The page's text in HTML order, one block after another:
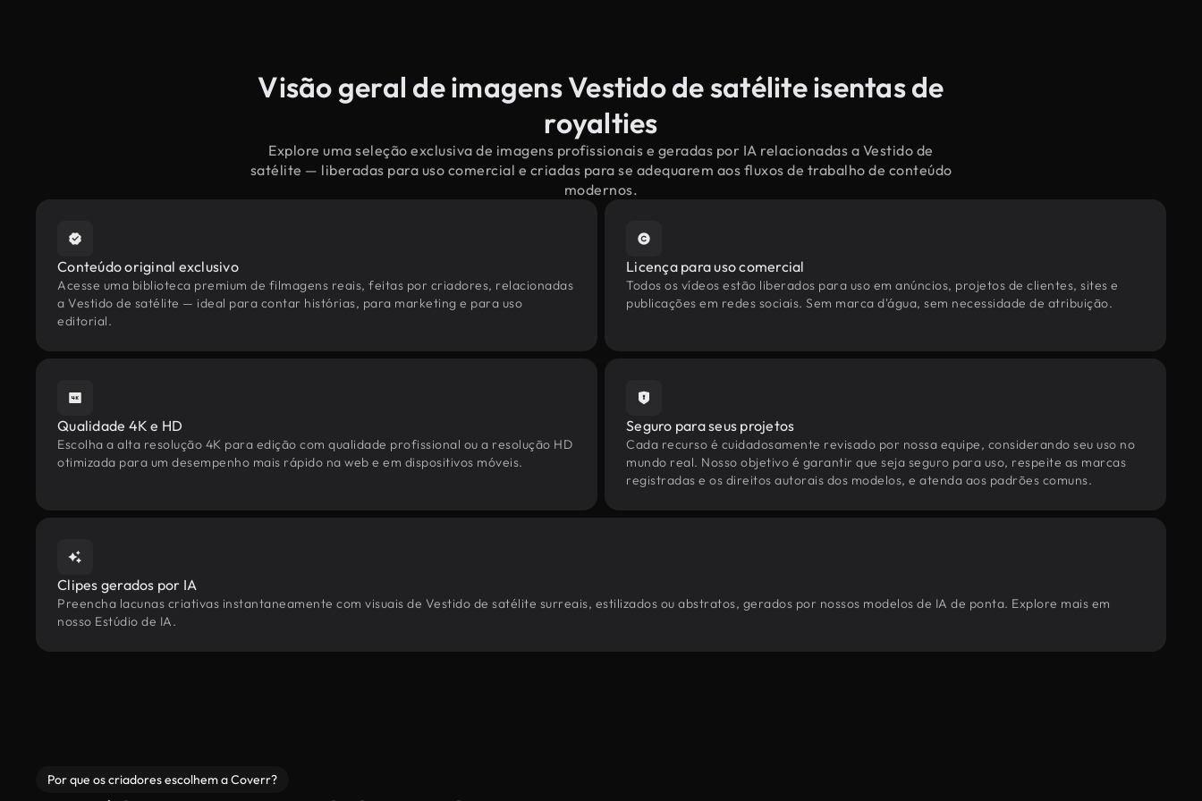
Visão geral de imagens Vestido de satélite isentas de
royalties
Explore uma seleção exclusiva de imagens profissionais e geradas por IA relacionadas a Vestido de
satélite — liberadas para uso comercial e criadas para se adequarem aos fluxos de trabalho de conteúdo
modernos.
Conteúdo original exclusivo
Acesse uma biblioteca premium de filmagens reais, feitas por criadores, relacionadas
a Vestido de satélite — ideal para contar histórias, para marketing e para uso
editorial.
Licença para uso comercial
Todos os vídeos estão liberados para uso em anúncios, projetos de clientes, sites e
publicações em redes sociais. Sem marca d'água, sem necessidade de atribuição.
Qualidade 4K e HD
Escolha a alta resolução 4K para edição com qualidade profissional ou a resolução HD
otimizada para um desempenho mais rápido na web e em dispositivos móveis.
Seguro para seus projetos
Cada recurso é cuidadosamente revisado por nossa equipe, considerando seu uso no
mundo real. Nosso objetivo é garantir que seja seguro para uso, respeite as marcas
registradas e os direitos autorais dos modelos, e atenda aos padrões comuns.
Clipes gerados por IA
Preencha lacunas criativas instantaneamente com visuais de Vestido de satélite surreais, estilizados ou abstratos, gerados por nossos modelos de IA de ponta. Explore mais em
nosso Estúdio de IA.
Por que os criadores escolhem a Coverr?